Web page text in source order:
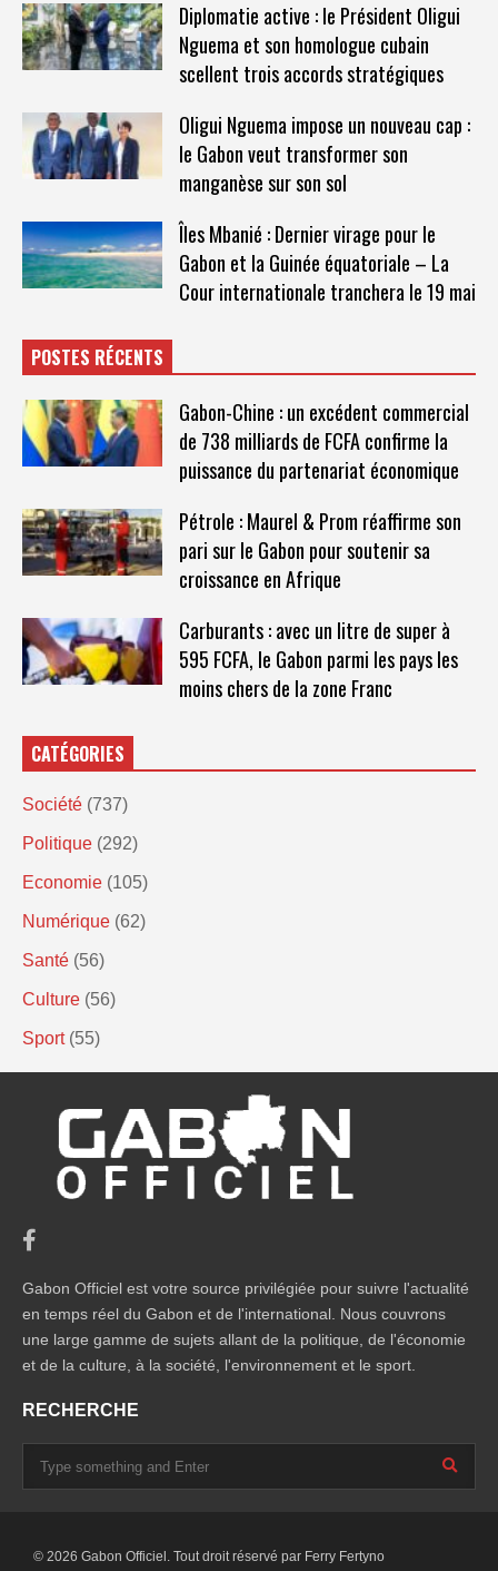
Diplomatie active : le Président Oligui
Nguema et son homologue cubain
scellent trois accords stratégiques
Oligui Nguema impose un nouveau cap :
le Gabon veut transformer son
manganèse sur son sol
Îles Mbanié : Dernier virage pour le
Gabon et la Guinée équatoriale – La
Cour internationale tranchera le 19 mai
POSTES RÉCENTS
Gabon-Chine : un excédent commercial
de 738 milliards de FCFA confirme la
puissance du partenariat économique
Pétrole : Maurel & Prom réaffirme son
pari sur le Gabon pour soutenir sa
croissance en Afrique
Carburants : avec un litre de super à
595 FCFA, le Gabon parmi les pays les
moins chers de la zone Franc
CATÉGORIES
Société (737)
Politique (292)
Economie (105)
Numérique (62)
Santé (56)
Culture (56)
Sport (55)
Gabon Officiel est votre source privilégiée pour suivre l'actualité
en temps réel du Gabon et de l'international. Nous couvrons
une large gamme de sujets allant de la politique, de l'économie
et de la culture, à la société, l'environnement et le sport.
RECHERCHE
© 2026 Gabon Officiel. Tout droit réservé par Ferry Fertyno